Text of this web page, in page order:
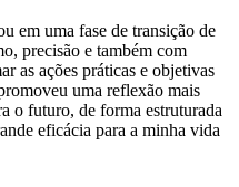
em uma fase de transição de
precisão e também com
as ações práticas e objetivas
uma reflexão mais
o futuro, de forma estruturada
eficácia para a minha vida